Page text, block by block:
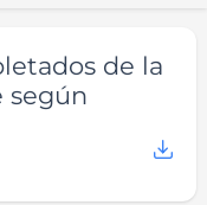
de la
según